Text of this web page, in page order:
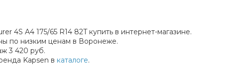
4S A4 175/65 R14 82T купить в интернет-магазине.
по низким ценам в Воронеже.
3 420 руб.
Kapsen в каталоге.